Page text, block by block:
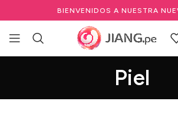
BIENVENIDOS A NUESTRA
Piel